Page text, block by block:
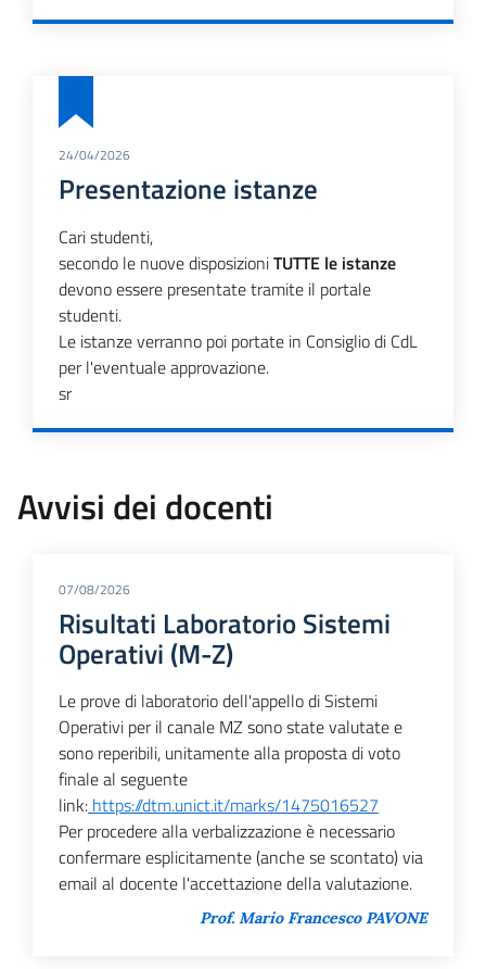
24/04/2026
Presentazione istanze
Cari studenti,
secondo le nuove disposizioniTUTTE le istanze
devono essere presentate tramite il portale
studenti.
Le istanze verranno poi portate in Consiglio di CdL
per l'eventuale approvazione.
sr
Avvisi dei docenti
07/08/2026
Risultati Laboratorio Sistemi
Operativi (M-Z)
Le prove di laboratorio dell'appello di Sistemi
Operativi per il canale MZ sono state valutate e
sono reperibili, unitamente alla proposta di voto
finale al seguente
link: https://dtm.unict.it/marks/1475016527
Per procedere alla verbalizzazione è necessario
confermare esplicitamente (anche se scontato) via
email al docente l'accettazione della valutazione.
Prof. Mario Francesco PAVONE